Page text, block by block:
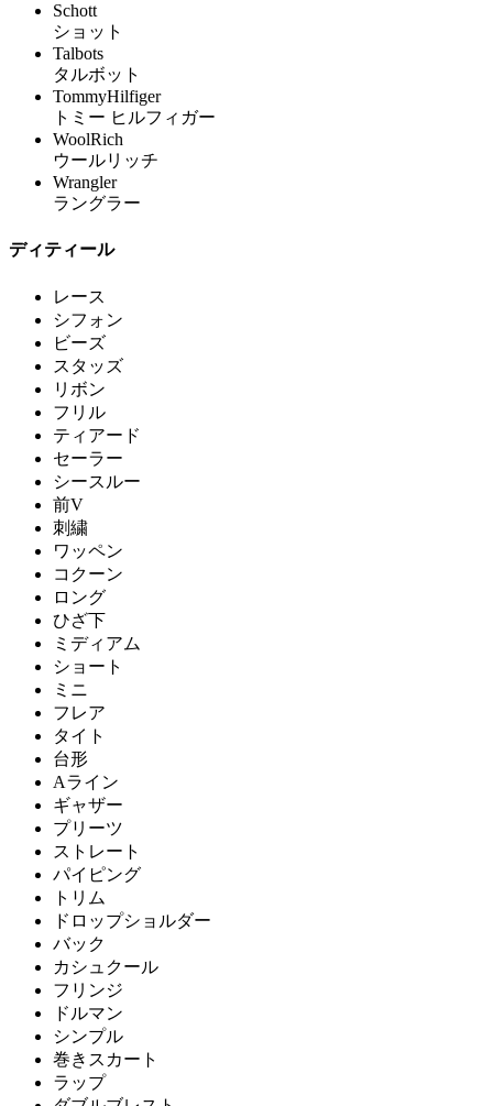
Schott
ショット
Talbots
タルボット
TommyHilfiger
トミー ヒルフィガー
WoolRich
ウールリッチ
Wrangler
ラングラー
ディティール
レース
シフォン
ビーズ
スタッズ
リボン
フリル
ティアード
セーラー
シースルー
前V
刺繍
ワッペン
コクーン
ロング
ひざ下
ミディアム
ショート
ミニ
フレア
タイト
台形
Aライン
ギャザー
プリーツ
ストレート
パイピング
トリム
ドロップショルダー
バック
カシュクール
フリンジ
ドルマン
シンプル
巻きスカート
ラップ